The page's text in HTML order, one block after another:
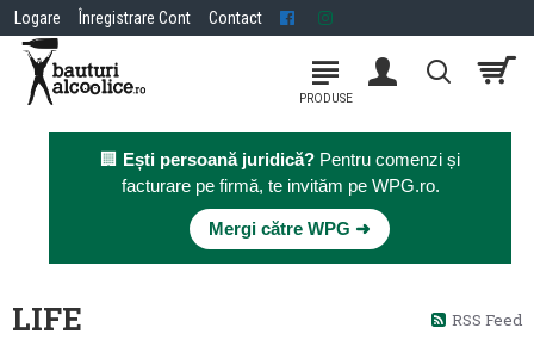
Logare Înregistrare Cont Contact
🏢 Ești persoană juridică? Pentru comenzi și
facturare pe firmă, te invităm pe WPG.ro.
Mergi către WPG ➜
LIFE RSS Feed